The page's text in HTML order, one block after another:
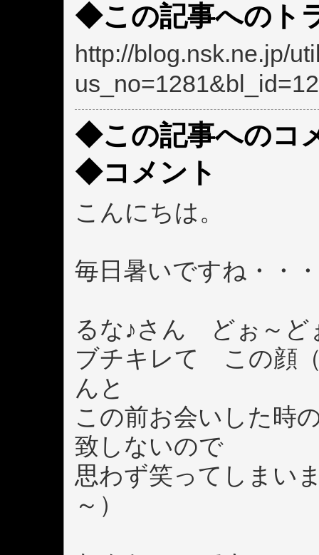
◆この記事へのト
http://blog.nsk.ne.jp/
◆この記事へのコ
◆コメント
こんにちは。
毎日暑いですね・・
るな♪さん どぉ～ど
ブチキレて この顔
んと
この前お会いした時
致しないので
思わず笑ってしまい
～）